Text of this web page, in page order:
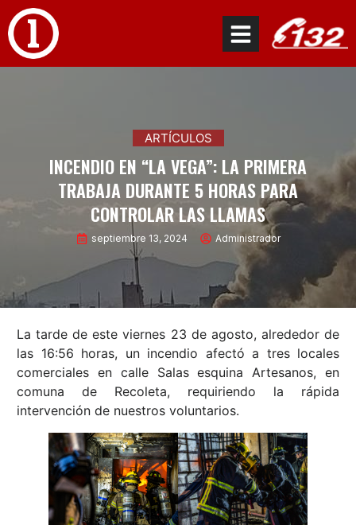
ARTÍCULOS
INCENDIO EN “LA VEGA”: LA PRIMERA
TRABAJA DURANTE 5 HORAS PARA
CONTROLAR LAS LLAMAS
septiembre 13, 2024 Administrador
La tarde de este viernes 23 de agosto, alrededor de
las 16:56 horas, un incendio afectó a tres locales
comerciales en calle Salas esquina Artesanos, en
comuna de Recoleta, requiriendo la rápida
intervención de nuestros voluntarios.